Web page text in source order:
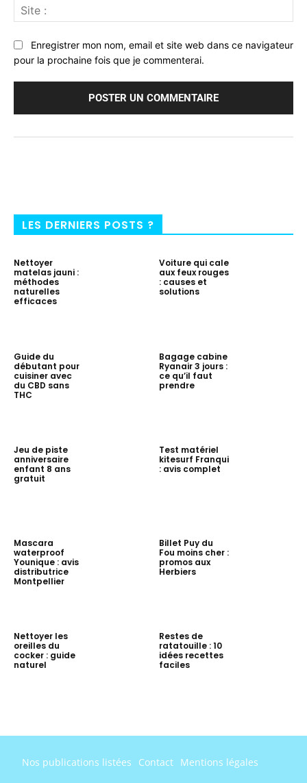
:
Enregistrer mon nom, email et site web dans ce navigateur
pour la prochaine fois que je commenterai.
LES DERNIERS POSTS ?
Nettoyer
matelas jauni :
méthodes
naturelles
efficaces
Voiture qui cale
aux feux rouges
: causes et
solutions
Guide du
débutant pour
cuisiner avec
du CBD sans
THC
Bagage cabine
Ryanair 3 jours :
ce qu’il faut
prendre
Jeu de piste
anniversaire
enfant 8 ans
gratuit
Test matériel
kitesurf Franqui
: avis complet
Mascara
waterproof
Younique : avis
distributrice
Montpellier
Billet Puy du
Fou moins cher :
promos aux
Herbiers
Nettoyer les
oreilles du
cocker : guide
naturel
Restes de
ratatouille : 10
idées recettes
faciles
Nos publications listées Contact Mentions légales